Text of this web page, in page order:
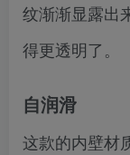
纹渐渐显露出
得更透明了。
自润滑
这款的内壁材